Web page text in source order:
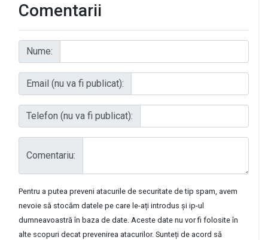
Comentarii
Nume:
Email (nu va fi publicat):
Telefon (nu va fi publicat):
Comentariu:
Pentru a putea preveni atacurile de securitate de tip spam, avem
nevoie să stocăm datele pe care le-ați introdus și ip-ul
dumneavoastră în baza de date. Aceste date nu vor fi folosite în
alte scopuri decat prevenirea atacurilor. Sunteți de acord să